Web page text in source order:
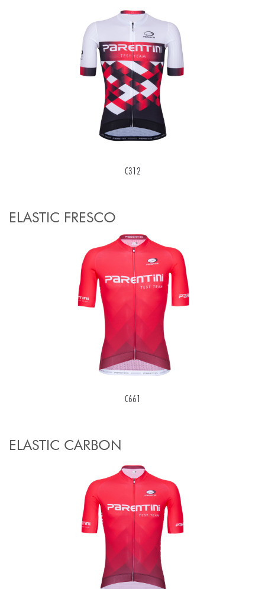
C312
ELASTIC FRESCO
C661
ELASTIC CARBON